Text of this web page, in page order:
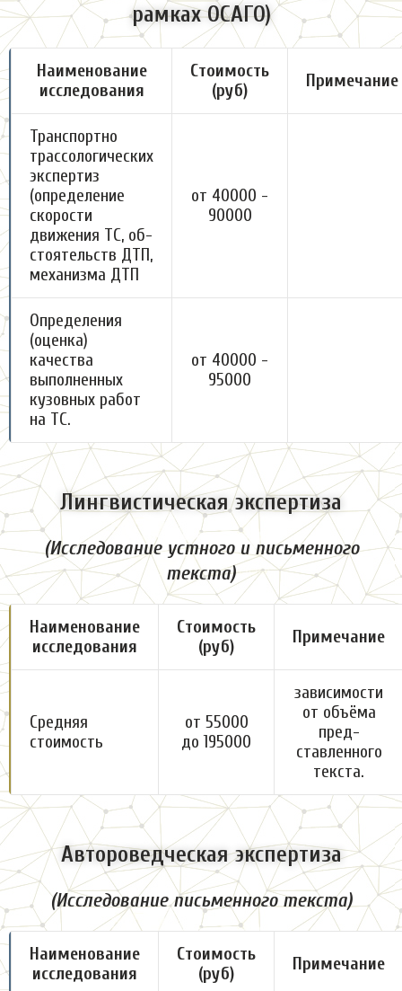
рамках ОСАГО)
Наименование
исследования
Стоимость
(руб)
Примечание
Транспортно
трассологических
экспертиз
(определение
скорости
движения ТС, об-
стоятельств ДТП,
механизма ДТП
от 40000 -
90000
Определения
(оценка)
качества
выполненных
кузовных работ
на ТС.
от 40000 -
95000
Лингвистическая экспертиза
(Исследование устного и письменного
текста)
Наименование
исследования
Стоимость
(руб)
Примечание
Средняя
стоимость
от 55000
до 195000
зависимости
от объёма
пред-
ставленного
текста.
Автороведческая экспертиза
(Исследование письменного текста)
Наименование
исследования
Стоимость
(руб)
Примечание